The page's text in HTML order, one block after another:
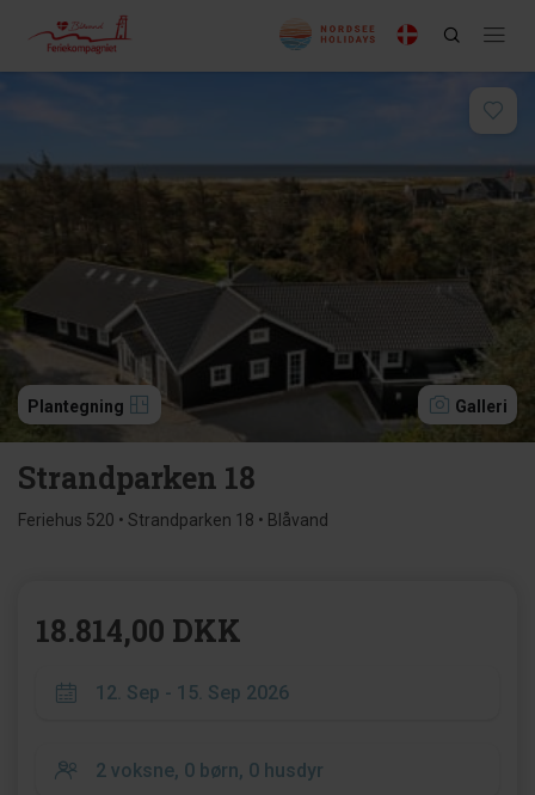
Plantegning Galleri
Strandparken 18
Feriehus 520 • Strandparken 18 • Blåvand
18.814,00 DKK